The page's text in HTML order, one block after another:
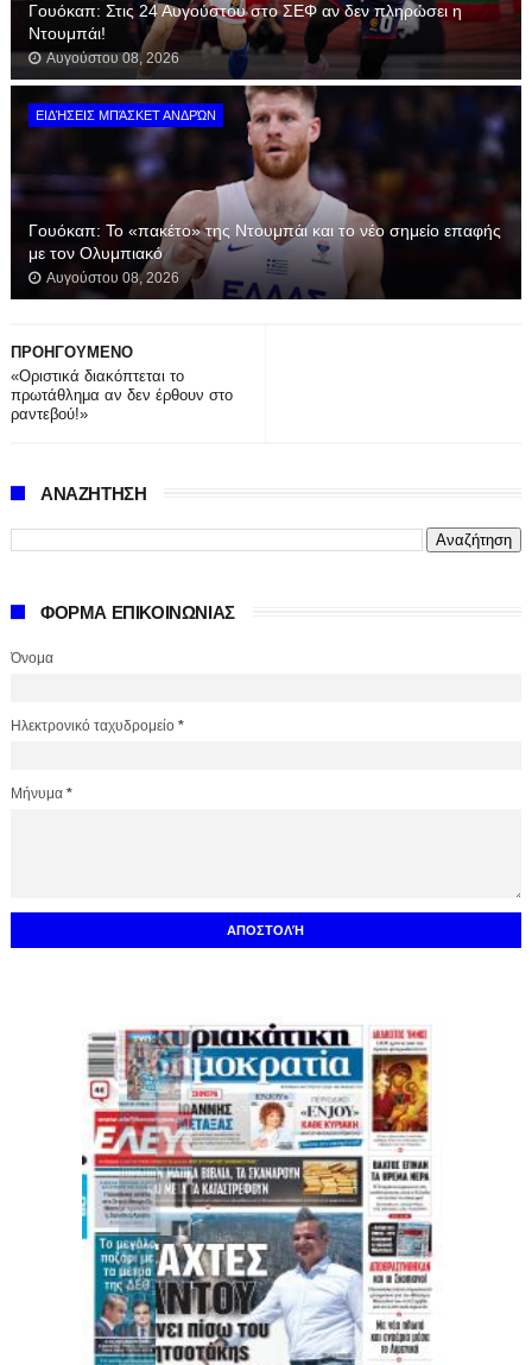
Γουόκαπ: Στις 24 Αυγούστου στο ΣΕΦ αν δεν πληρώσει η
Ντουμπάι!
Αυγούστου 08, 2026
ΕΙΔΉΣΕΙΣ ΜΠΆΣΚΕΤ ΑΝΔΡΏΝ
Γουόκαπ: Το «πακέτο» της Ντουμπάι και το νέο σημείο επαφής
με τον Ολυμπιακό
Αυγούστου 08, 2026
ΠΡΟΗΓΟΥΜΕΝΟ
«Οριστικά διακόπτεται το
πρωτάθλημα αν δεν έρθουν στο
ραντεβού!»
ΑΝΑΖΗΤΗΣΗ
ΦΟΡΜΑ ΕΠΙΚΟΙΝΩΝΙΑΣ
Όνομα
Ηλεκτρονικό ταχυδρομείο *
Μήνυμα *